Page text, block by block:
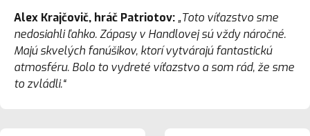
Alex Krajčovič, hráč Patriotov: „Toto víťazstvo sme
nedosiahli ľahko. Zápasy v Handlovej sú vždy náročné.
Majú skvelých fanúšikov, ktorí vytvárajú fantastickú
atmosféru. Bolo to vydreté víťazstvo a som rád, že sme
to zvládli.“